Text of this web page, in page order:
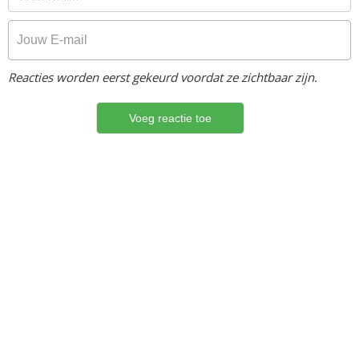
Reacties worden eerst gekeurd voordat ze zichtbaar zijn.